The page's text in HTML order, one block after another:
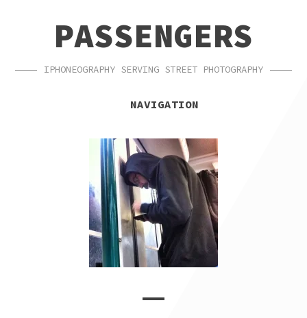
NAVIGATIONPASSENGERS
IPHONEOGRAPHY SERVING STREET PHOTOGRAPHY
NAVIGATION